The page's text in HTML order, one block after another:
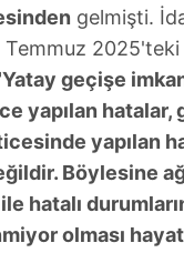
gelmişti.
2025'teki
Yatay geçişe
yapılan hatalar,
yapılan
Böylesine
hatalı
olması